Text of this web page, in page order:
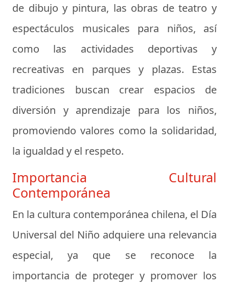
de dibujo y pintura, las obras de teatro y
espectáculos musicales para niños, así
como las actividades deportivas y
recreativas en parques y plazas. Estas
tradiciones buscan crear espacios de
diversión y aprendizaje para los niños,
promoviendo valores como la solidaridad,
la igualdad y el respeto.
Importancia Cultural
Contemporánea
En la cultura contemporánea chilena, el Día
Universal del Niño adquiere una relevancia
especial, ya que se reconoce la
importancia de proteger y promover los